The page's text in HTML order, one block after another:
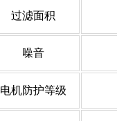
过滤面积
噪音
电机防护等级